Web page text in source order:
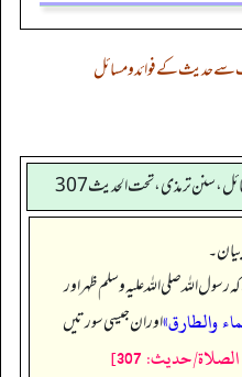
سے حدیث کے فوائد و مسائل
سنن ترمذی، تحت الحديث 307
اللہ صلی الله علیہ وسلم ظہر اور
والطارق»اور ان جیسی سورتیں
حدیث: 307]